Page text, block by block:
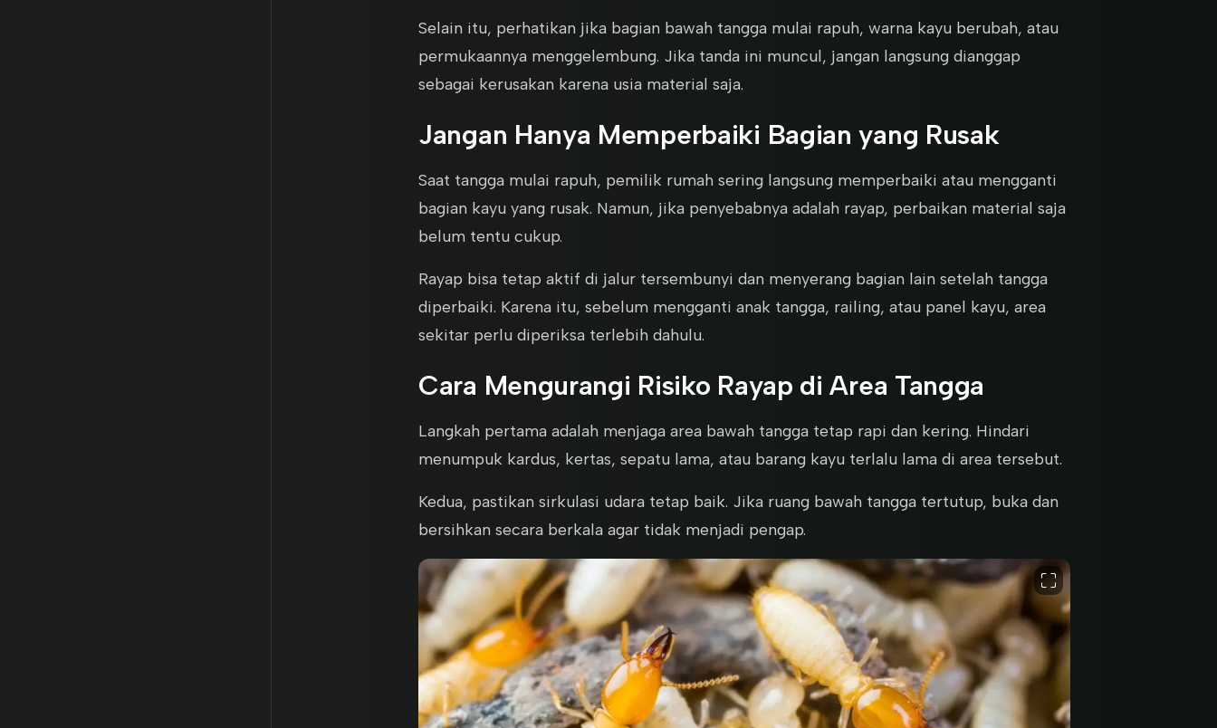
Selain itu, perhatikan jika bagian bawah tangga mulai rapuh, warna kayu berubah, atau
permukaannya menggelembung. Jika tanda ini muncul, jangan langsung dianggap
sebagai kerusakan karena usia material saja.
Jangan Hanya Memperbaiki Bagian yang Rusak
Saat tangga mulai rapuh, pemilik rumah sering langsung memperbaiki atau mengganti
bagian kayu yang rusak. Namun, jika penyebabnya adalah rayap, perbaikan material saja
belum tentu cukup.
Rayap bisa tetap aktif di jalur tersembunyi dan menyerang bagian lain setelah tangga
diperbaiki. Karena itu, sebelum mengganti anak tangga, railing, atau panel kayu, area
sekitar perlu diperiksa terlebih dahulu.
Cara Mengurangi Risiko Rayap di Area Tangga
Langkah pertama adalah menjaga area bawah tangga tetap rapi dan kering. Hindari
menumpuk kardus, kertas, sepatu lama, atau barang kayu terlalu lama di area tersebut.
Kedua, pastikan sirkulasi udara tetap baik. Jika ruang bawah tangga tertutup, buka dan
bersihkan secara berkala agar tidak menjadi pengap.